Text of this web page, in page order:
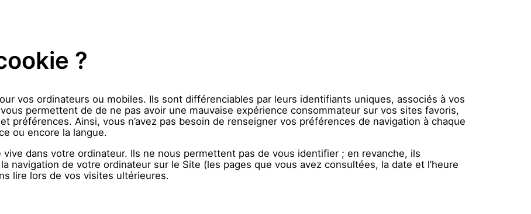
?
vos ordinateurs ou mobiles. Ils sont différenciables par leurs identifiants uniques, associés à vos
permettent de de ne pas avoir une mauvaise expérience consommateur sur vos sites favoris,
préférences. Ainsi, vous n’avez pas besoin de renseigner vos préférences de navigation à chaque
ou encore la langue.
vive dans votre ordinateur. Ils ne nous permettent pas de vous identifier ; en revanche, ils
navigation de votre ordinateur sur le Site (les pages que vous avez consultées, la date et l’heure
lire lors de vos visites ultérieures.